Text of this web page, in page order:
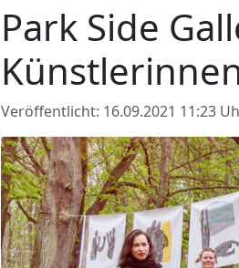
Park Side
Veröffentlicht: 16.09.2021 11:23